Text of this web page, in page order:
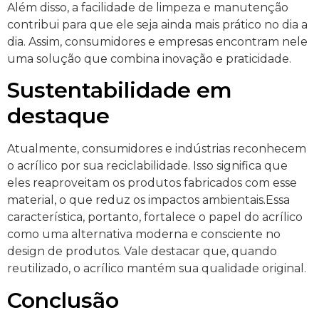
Além disso, a facilidade de limpeza e manutenção
contribui para que ele seja ainda mais prático no dia a
dia. Assim, consumidores e empresas encontram nele
uma solução que combina inovação e praticidade.
Sustentabilidade em
destaque
Atualmente, consumidores e indústrias reconhecem
o acrílico por sua reciclabilidade. Isso significa que
eles reaproveitam os produtos fabricados com esse
material, o que reduz os impactos ambientais.Essa
característica, portanto, fortalece o papel do acrílico
como uma alternativa moderna e consciente no
design de produtos. Vale destacar que, quando
reutilizado, o acrílico mantém sua qualidade original.
Conclusão